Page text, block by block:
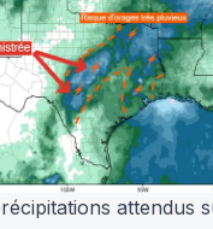
attendus